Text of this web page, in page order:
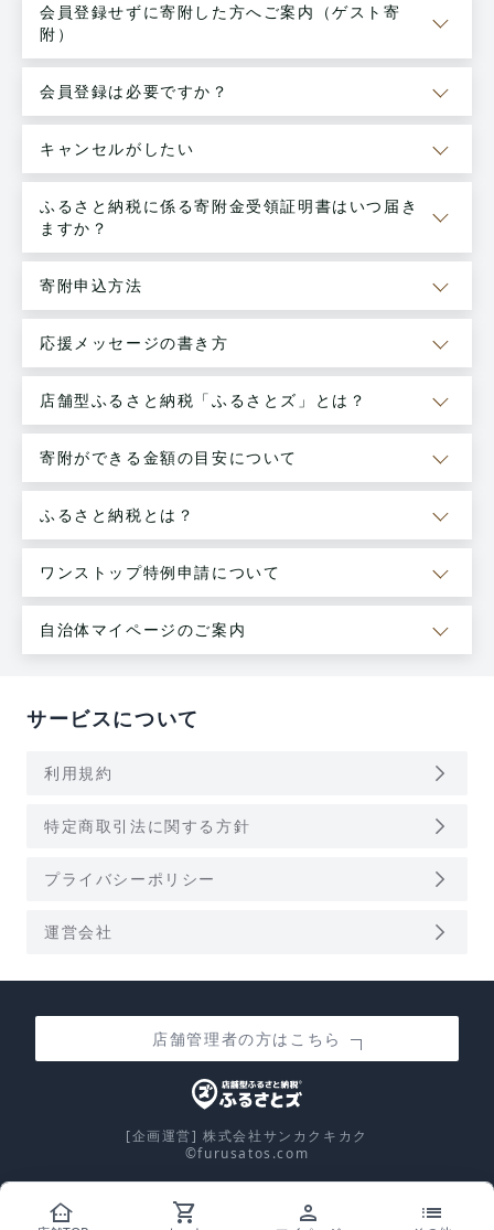
会員登録せずに寄附した方へご案内（ゲスト寄
附）
会員登録は必要ですか？
キャンセルがしたい
ふるさと納税に係る寄附金受領証明書はいつ届き
ますか？
寄附申込方法
応援メッセージの書き方
店舗型ふるさと納税「ふるさとズ」とは？
寄附ができる金額の目安について
ふるさと納税とは？
ワンストップ特例申請について
自治体マイページのご案内
サービスについて
利用規約 arrow_forward_ios
特定商取引法に関する方針 arrow_forward_ios
プライバシーポリシー arrow_forward_ios
運営会社 arrow_forward_ios
店舗管理者の方はこちら
[企画運営] 株式会社サンカクキカク
©furusatos.com
other_houses shopping_cart person list